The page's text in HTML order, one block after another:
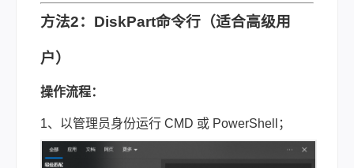
方法2：DiskPart命令行（适合高级用
户）
操作流程：
1、以管理员身份运行 CMD 或 PowerShell；